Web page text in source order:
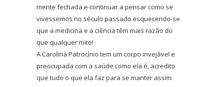
mente fechada e continuar a pensar como se
vivessemos no século passado esquecendo-se
que a medicina e a ciência têm mais razão do
que qualquer mito!
A Carolina Patrocínio tem um corpo invejável e
preocupada com a saúde como ela é, acredito
que tudo o que ela faz para se manter assim